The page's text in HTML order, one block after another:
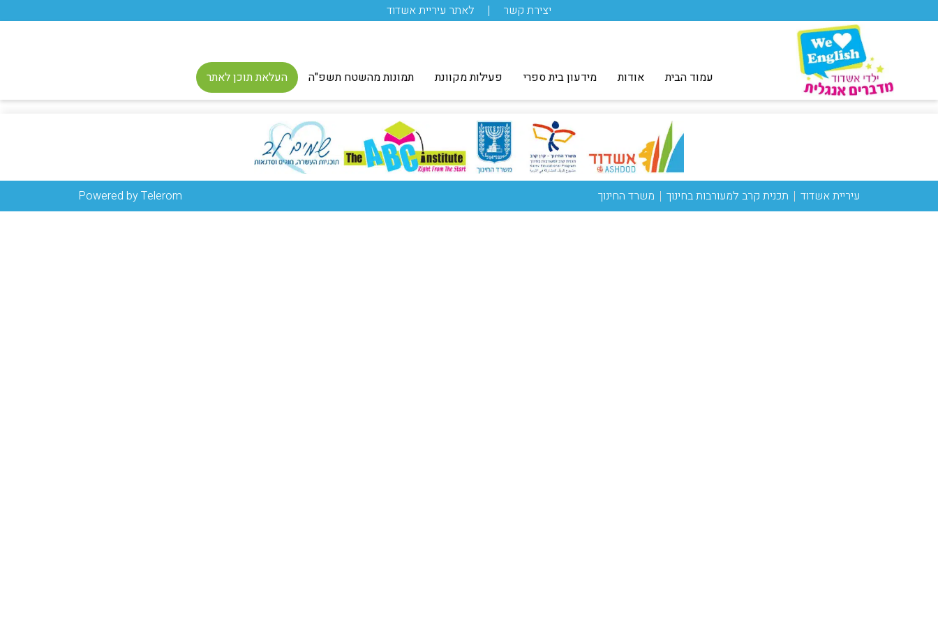
יצירת קשר לאתר עיריית אשדוד
עמוד הבית אודות מידעון בית ספרי פעילות מקוונת תמונות מהשטח תשפ"ה העלאת תוכן לאתר
עיריית אשדוד תכנית קרב למעורבות בחינוך משרד החינוך Powered by Telerom